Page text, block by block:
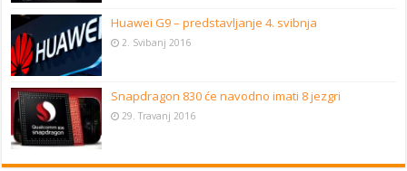
Huawei G9 – predstavljanje 4. svibnja
2. Svibanj 2016
Snapdragon 830 će navodno imati 8 jezgri
29. Travanj 2016